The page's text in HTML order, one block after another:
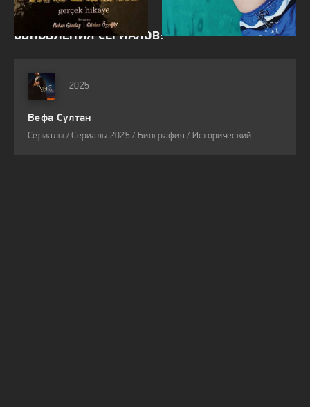
ОБНОВЛЕНИЯ СЕРИАЛОВ:
2025
Вефа Султан
Сериалы / Сериалы 2025 / Биография / Исторический